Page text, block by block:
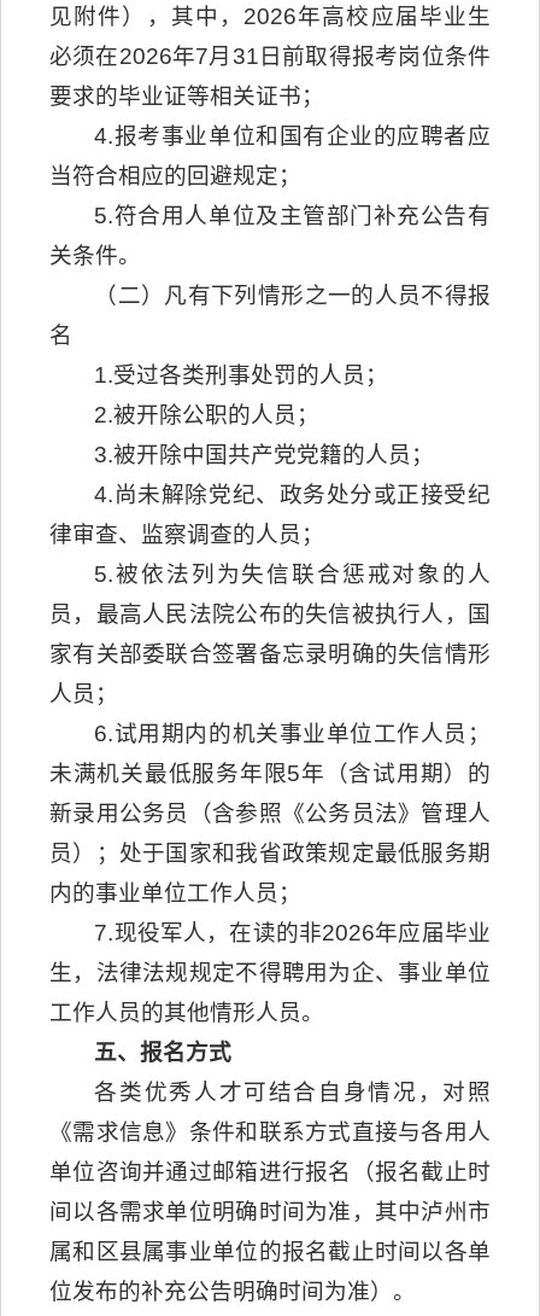
见附件），其中，2026年高校应届毕业生
必须在2026年7月31日前取得报考岗位条件
要求的毕业证等相关证书；
4.报考事业单位和国有企业的应聘者应
当符合相应的回避规定；
5.符合用人单位及主管部门补充公告有
关条件。
（二）凡有下列情形之一的人员不得报
名
1.受过各类刑事处罚的人员；
2.被开除公职的人员；
3.被开除中国共产党党籍的人员；
4.尚未解除党纪、政务处分或正接受纪
律审查、监察调查的人员；
5.被依法列为失信联合惩戒对象的人
员，最高人民法院公布的失信被执行人，国
家有关部委联合签署备忘录明确的失信情形
人员；
6.试用期内的机关事业单位工作人员；
未满机关最低服务年限5年（含试用期）的
新录用公务员（含参照《公务员法》管理人
员）；处于国家和我省政策规定最低服务期
内的事业单位工作人员；
7.现役军人，在读的非2026年应届毕业
生，法律法规规定不得聘用为企、事业单位
工作人员的其他情形人员。
五、报名方式
各类优秀人才可结合自身情况，对照
《需求信息》条件和联系方式直接与各用人
单位咨询并通过邮箱进行报名（报名截止时
间以各需求单位明确时间为准，其中泸州市
属和区县属事业单位的报名截止时间以各单
位发布的补充公告明确时间为准）。